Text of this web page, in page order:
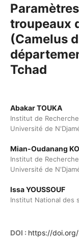
troupeaux
(Camelus
Tchad
Abakar TOUKA
Institut de
Université de
Mian-Oudanang
Institut de
Université de
Issa YOUSSOUF
Institut National des
DOI : https://